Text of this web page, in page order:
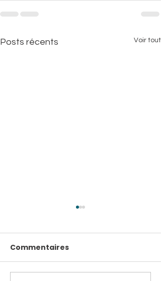
Posts récents Voir tout
Commentaires